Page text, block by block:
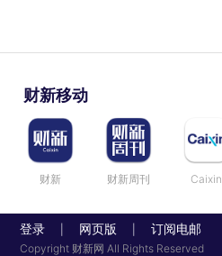
财新移动
财新 财新周刊 Caixin
登录 网页版 订阅电邮
Copyright 财新网 All Rights Reserved